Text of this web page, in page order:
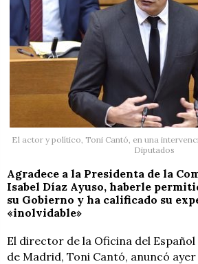
El actor y político, Toni Cantó, en una
Diputados
Agradece a la Presidenta de la
Isabel Díaz Ayuso, haberle
su Gobierno y ha calificado su
«inolvidable»
El director de la Oficina del Español
de Madrid, Toni Cantó, anuncó ayer